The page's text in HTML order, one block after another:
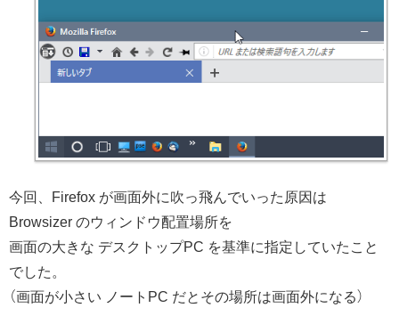
今回、Firefox が画面外に吹っ飛んでいった原因は
Browsizer のウィンドウ配置場所を
画面の大きな デスクトップPC を基準に指定していたこと
でした。
（画面が小さい ノートPC だとその場所は画面外になる）